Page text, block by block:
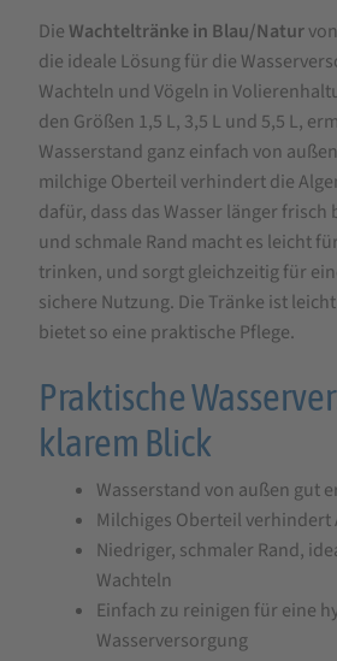
Wachteltränke
in
Blau/Natur
DieWachteltränke in Blau/Natur
die ideale Lösung für die
Wachteln und Vögeln in
den Größen 1,5 L, 3,5 L und 5,5 L,
Wasserstand ganz einfach von
milchige Oberteil verhindert die
dafür, dass das Wasser länger
und schmale Rand macht es leicht
trinken, und sorgt gleichzeitig für
sichere Nutzung. Die Tränke ist
bietet so eine praktische Pflege.
Praktische
klarem Blick
Wasserstand von außen gut
Milchiges Oberteil
Niedriger, schmaler Rand,
Wachteln
Einfach zu reinigen für eine
Wasserversorgung